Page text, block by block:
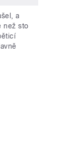
a
než sto